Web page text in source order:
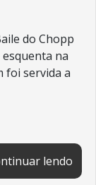
do Chopp
na
foi servida a
lendo